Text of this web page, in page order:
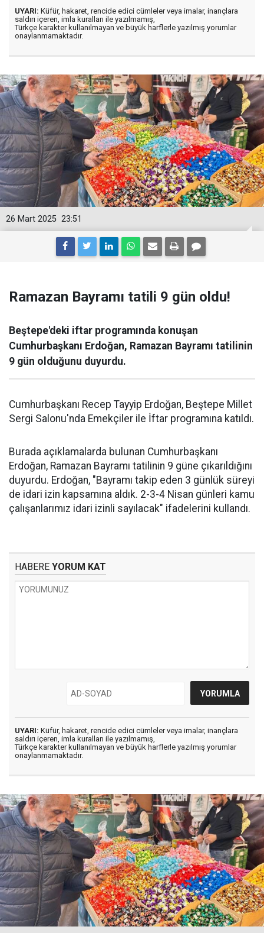
UYARI: Küfür, hakaret, rencide edici cümleler veya imalar, inançlara
saldırı içeren, imla kuralları ile yazılmamış,
Türkçe karakter kullanılmayan ve büyük harflerle yazılmış yorumlar
onaylanmamaktadır.
23:51
26 Mart 2025
Ramazan Bayramı tatili 9 gün oldu!
Beştepe'deki iftar programında konuşan
Cumhurbaşkanı Erdoğan, Ramazan Bayramı tatilinin
9 gün olduğunu duyurdu.
Cumhurbaşkanı Recep Tayyip Erdoğan, Beştepe Millet
Sergi Salonu'nda Emekçiler ile İftar programına katıldı.
Burada açıklamalarda bulunan Cumhurbaşkanı
Erdoğan, Ramazan Bayramı tatilinin 9 güne çıkarıldığını
duyurdu. Erdoğan, "Bayramı takip eden 3 günlük süreyi
de idari izin kapsamına aldık. 2-3-4 Nisan günleri kamu
çalışanlarımız idari izinli sayılacak" ifadelerini kullandı.
HABERE YORUM KAT
UYARI: Küfür, hakaret, rencide edici cümleler veya imalar, inançlara
saldırı içeren, imla kuralları ile yazılmamış,
Türkçe karakter kullanılmayan ve büyük harflerle yazılmış yorumlar
onaylanmamaktadır.